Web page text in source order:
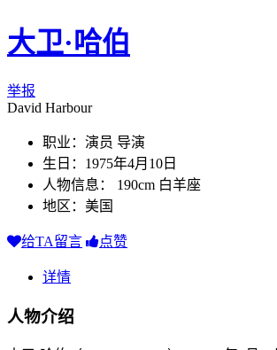
大卫·哈伯
举报
David Harbour
职业：演员 导演
生日：1975年4月10日
人物信息： 190cm 白羊座
地区：美国
给TA留言 点赞
详情
人物介绍